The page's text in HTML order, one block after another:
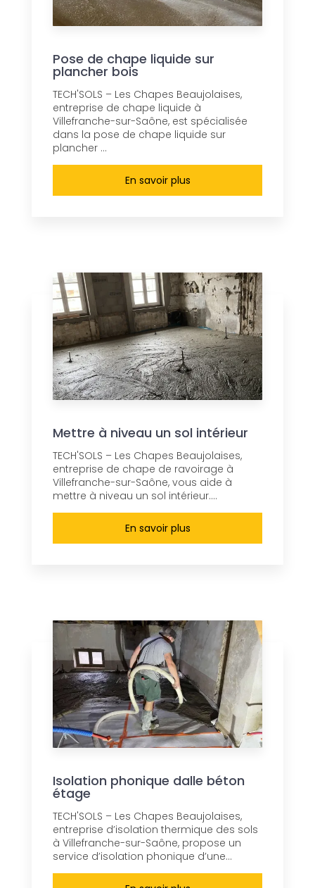
Pose de chape liquide sur
plancher bois
TECH'SOLS – Les Chapes Beaujolaises,
entreprise de chape liquide à
Villefranche-sur-Saône, est spécialisée
dans la pose de chape liquide sur
plancher ...
En savoir plus
Mettre à niveau un sol intérieur
TECH'SOLS – Les Chapes Beaujolaises,
entreprise de chape de ravoirage à
Villefranche-sur-Saône, vous aide à
mettre à niveau un sol intérieur....
En savoir plus
Isolation phonique dalle béton
étage
TECH'SOLS – Les Chapes Beaujolaises,
entreprise d’isolation thermique des sols
à Villefranche-sur-Saône, propose un
service d’isolation phonique d’une...